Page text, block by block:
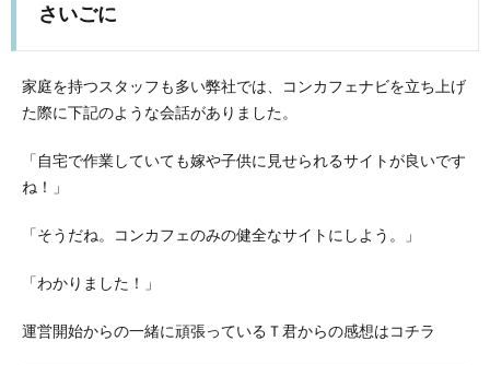
さいごに
家庭を持つスタッフも多い弊社では、コンカフェナビを立ち上げ
た際に下記のような会話がありました。
「自宅で作業していても嫁や子供に見せられるサイトが良いです
ね！」
「そうだね。コンカフェのみの健全なサイトにしよう。」
「わかりました！」
運営開始からの一緒に頑張っているＴ君からの感想はコチラ